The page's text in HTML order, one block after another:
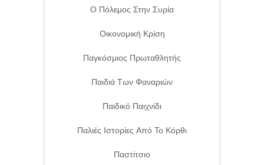
Ο Πόλεμος Στην Συρία
Οικονομική Κρίση
Παγκόσμιος Πρωταθλητής
Παιδιά Των Φαναριών
Παιδικό Παιχνίδι
Παλιές Ιστορίες Από Το Κόρθι
Παστίτσιο